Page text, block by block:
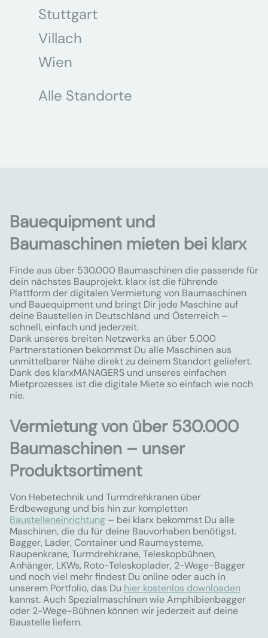
Stuttgart
Villach
Wien
Alle Standorte
Bauequipment und
Baumaschinen mieten bei klarx
Finde aus über 530.000 Baumaschinen die passende für
dein nächstes Bauprojekt. klarx ist die führende
Plattform der digitalen Vermietung von Baumaschinen
und Bauequipment und bringt Dir jede Maschine auf
deine Baustellen in Deutschland und Österreich –
schnell, einfach und jederzeit.
Dank unseres breiten Netzwerks an über 5.000
Partnerstationen bekommst Du alle Maschinen aus
unmittelbarer Nähe direkt zu deinem Standort geliefert.
Dank des klarxMANAGERS und unseres einfachen
Mietprozesses ist die digitale Miete so einfach wie noch
nie.
Vermietung von über 530.000
Baumaschinen – unser
Produktsortiment
Von Hebetechnik und Turmdrehkranen über
Erdbewegung und bis hin zur kompletten
Baustelleneinrichtung – bei klarx bekommst Du alle
Maschinen, die du für deine Bauvorhaben benötigst.
Bagger, Lader, Container und Raumsysteme,
Raupenkrane, Turmdrehkrane, Teleskopbühnen,
Anhänger, LKWs, Roto-Teleskoplader, 2-Wege-Bagger
und noch viel mehr findest Du online oder auch in
unserem Portfolio, das Du hier kostenlos downloaden
kannst. Auch Spezialmaschinen wie Amphibienbagger
oder 2-Wege-Bühnen können wir jederzeit auf deine
Baustelle liefern.